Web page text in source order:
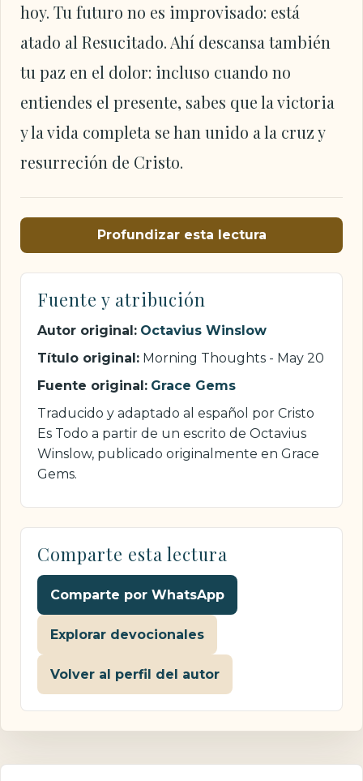
hoy. Tu futuro no es improvisado: está
atado al Resucitado. Ahí descansa también
tu paz en el dolor: incluso cuando no
entiendes el presente, sabes que la victoria
y la vida completa se han unido a la cruz y
resurreción de Cristo.
Profundizar esta lectura
Fuente y atribución
Autor original: Octavius Winslow
Título original: Morning Thoughts - May 20
Fuente original: Grace Gems
Traducido y adaptado al español por Cristo
Es Todo a partir de un escrito de Octavius
Winslow, publicado originalmente en Grace
Gems.
Comparte esta lectura
Comparte por WhatsApp
Explorar devocionales
Volver al perfil del autor